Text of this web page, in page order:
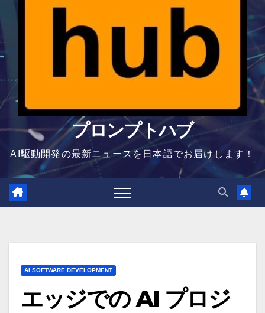
プロンプトハブ
AI駆動開発の最新ニュースを日本語でお届けします！
AI SOFTWARE DEVELOPMENT
エッジでの AI プロジ